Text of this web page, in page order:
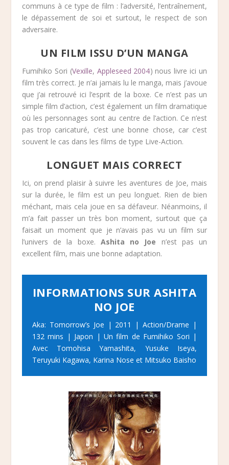
communs à ce type de film : l’adversité, l’entraînement,
le dépassement de soi et surtout, le respect de son
adversaire.
UN FILM ISSU D’UN MANGA
Fumihiko Sori (Vexille, Appleseed 2004) nous livre ici un
film très correct. Je n’ai jamais lu le manga, mais j’avoue
que j’ai retrouvé ici l’esprit de la boxe. Ce n’est pas un
simple film d’action, c’est également un film dramatique
où les personnages sont au centre de l’action. Ce n’est
pas trop caricaturé, c’est une bonne chose, car c’est
souvent le cas dans les films de type Live-Action.
LONGUET MAIS CORRECT
Ici, on prend plaisir à suivre les aventures de Joe, mais
sur la durée, le film est un peu longuet. Rien de bien
méchant, mais cela joue en sa défaveur. Néanmoins, il
m’a fait passer un très bon moment, surtout que ça
faisait un moment que je n’avais pas vu un film sur
l’univers de la boxe. Ashita no Joe n’est pas un
excellent film, mais une bonne adaptation.
INFORMATIONS SUR ASHITA
NO JOE
Aka: Tomorrow’s Joe | 2011 | Action/Drame |
132 mins | Japon | Un film de Fumihiko Sori |
Avec Tomohisa Yamashita, Yusuke Iseya,
Teruyuki Kagawa, Karina Nose et Mitsuko Baisho